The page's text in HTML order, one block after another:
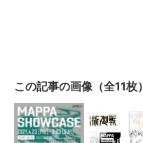
この記事の画像（全11枚）